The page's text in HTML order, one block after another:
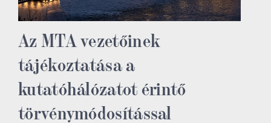
Az MTA vezetőinek
tájékoztatása a
kutatóhálózatot érintő
törvénymódosítással